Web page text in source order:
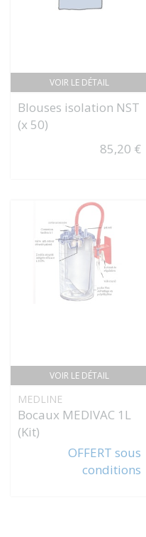
VOIR LE DÉTAIL
Blouses isolation NST
(x 50)
85,20 €
VOIR LE DÉTAIL
MEDLINE
Bocaux MEDIVAC 1L
(Kit)
OFFERT sous
conditions